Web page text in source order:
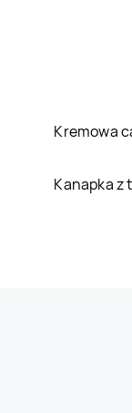
Kremowa
Kanapka z